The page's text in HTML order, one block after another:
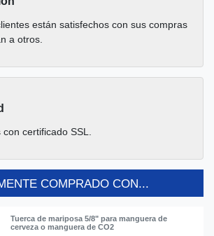
están satisfechos con sus compras
a otros.
certificado SSL.
COMPRADO CON...
Tuerca de mariposa 5/8" para manguera de
cerveza o manguera de CO2